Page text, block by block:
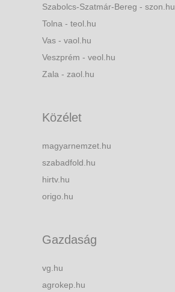
Szabolcs-Szatmár-Bereg - szon.hu
Tolna - teol.hu
Vas - vaol.hu
Veszprém - veol.hu
Zala - zaol.hu
Közélet
magyarnemzet.hu
szabadfold.hu
hirtv.hu
origo.hu
Gazdaság
vg.hu
agrokep.hu